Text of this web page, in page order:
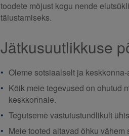
toodete mõjust kogu nende
täiustamiseks.
Jätkusuutlikkuse
Oleme sotsiaalselt ja
Kõik meie tegevused on ohutud
keskkonnale.
Tegutseme vastutustundlikult
Meie tooted aitavad õhku